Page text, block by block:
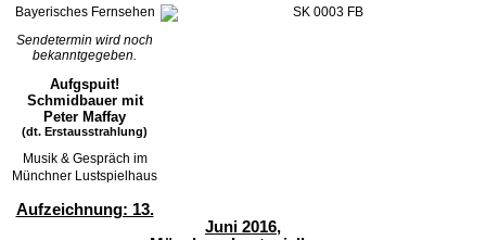
Bayerisches Fernsehen
Sendetermin wird noch
bekanntgegeben.
Aufgspuit!
Schmidbauer mit
Peter Maffay
(dt. Erstausstrahlung)
Musik & Gespräch im
Münchner Lustspielhaus
Aufzeichnung: 13.
Juni 2016,